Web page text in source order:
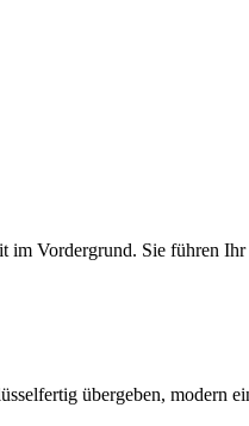
im Vordergrund. Sie führen
übergeben, modern